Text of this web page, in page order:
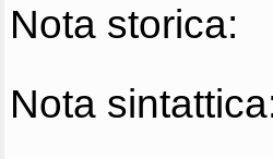
Nota storica:
Nota